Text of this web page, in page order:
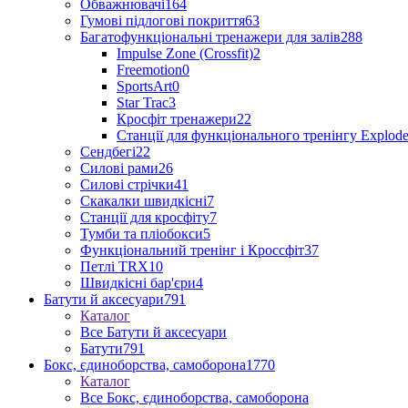
Обважнювачі164
Гумові підлогові покриття63
Багатофункціональні тренажери для залів288
Impulse Zone (Crossfit)2
Freemotion0
SportsArt0
Star Trac3
Кросфіт тренажери22
Станції для функціонального тренінгу Explode
Сендбегі22
Силові рами26
Силові стрічки41
Скакалки швидкісні7
Станції для кросфіту7
Тумби та пліобокси5
Функціональний тренінг і Кроссфіт37
Петлі TRX10
Швидкісні бар'єри4
Батути й аксесуари791
Каталог
Все Батути й аксесуари
Батути791
Бокс, єдиноборства, самоборона1770
Каталог
Все Бокс, єдиноборства, самоборона